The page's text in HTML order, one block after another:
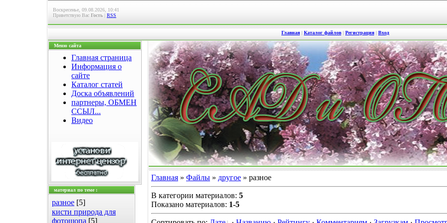
Воскресенье, 09.08.2026, 10:41
Приветствую Вас Гость | RSS
Главная | Каталог файлов | Регистрация | Вход
Меню сайта
Главная страница
Информация о
сайте
Каталог статей
Доска объявлений
партнеры, ОБМЕН
ССЫЛ...
Видео
материал по теме :
разное [5]
кисти природа для
фотошопа [5]
Главная » Файлы » другое » разное
В категории материалов: 5
Показано материалов: 1-5